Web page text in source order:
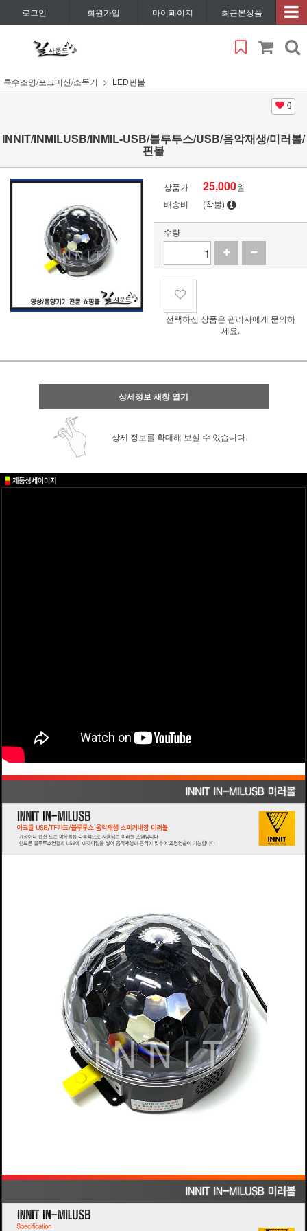
로그인 회원가입 마이페이지 최근본상품
특수조명/포그머신/소독기 LED핀볼
0
INNIT/INMILUSB/INMIL-USB/블루투스/USB/음악재생/미러볼/
핀볼
상품가 25,000원
배송비
(착불)
수량
선택하신 상품은 관리자에게 문의하
세요.
상세정보 새창 열기
상세 정보를 확대해 보실 수 있습니다.